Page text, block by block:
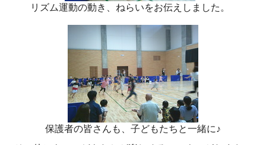
リズム運動の動き、ねらいをお伝えしました。
保護者の皆さんも、子どもたちと一緒に♪